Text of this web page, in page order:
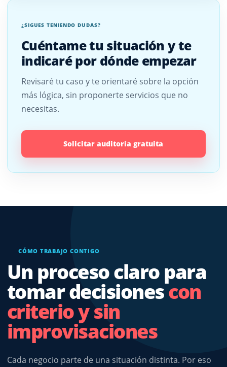
¿SIGUES TENIENDO DUDAS?
Cuéntame tu situación y te
indicaré por dónde empezar
Revisaré tu caso y te orientaré sobre la opción
más lógica, sin proponerte servicios que no
necesitas.
Solicitar auditoría gratuita
CÓMO TRABAJO CONTIGO
Un proceso claro para
tomar decisionescon
criterio y sin
improvisaciones
Cada negocio parte de una situación distinta. Por eso